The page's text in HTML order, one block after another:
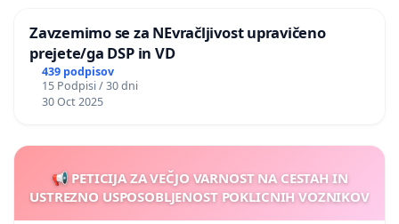
Zavzemimo se za NEvračljivost upravičeno
prejete/ga DSP in VD
439 podpisov
15 Podpisi / 30 dni
30 Oct 2025
📢 PETICIJA ZA VEČJO VARNOST NA CESTAH IN
USTREZNO USPOSOBLJENOST POKLICNIH VOZNIKOV